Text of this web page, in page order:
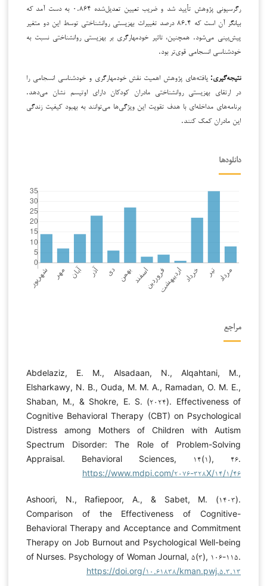
رگرسیونی پژوهش تأیید شد و ضریب تعیین تعدیل‌شده ۰.۸۶۴ به دست آمد که
بیانگر آن است که ۸۶.۴ درصد تغییرات بهزیستی روانشناختی توسط این دو متغیر
پیش‌بینی می‌شود. همچنین، تاثیر خودمهارگری بر بهزیستی روانشناختی نسبت به
خودشناسی انسجامی قوی‌تر بود.
نتیجه‌گیری: یافته‌های پژوهش اهمیت نقش خودمهارگری و خودشناسی انسجامی را
در ارتقای بهزیستی روانشناختی مادران کودکان دارای اوتیسم نشان می‌دهد.
برنامه‌های مداخله‌ای با هدف تقویت این ویژگی‌ها می‌توانند به بهبود کیفیت زندگی
این مادران کمک کنند.
دانلودها
مراجع
Abdelaziz, E. M., Alsadaan, N., Alqahtani, M.,
Elsharkawy, N. B., Ouda, M. M. A., Ramadan, O. M. E.,
Shaban, M., & Shokre, E. S. (۲۰۲۴). Effectiveness of
Cognitive Behavioral Therapy (CBT) on Psychological
Distress among Mothers of Children with Autism
Spectrum Disorder: The Role of Problem-Solving
Appraisal. Behavioral Sciences, ۱۴(۱), ۴۶.
https://www.mdpi.com/۲۰۷۶-۳۲۸X/۱۴/۱/۴۶
Ashoori, N., Rafiepoor, A., & Sabet, M. (۱۴۰۳).
Comparison of the Effectiveness of Cognitive-
Behavioral Therapy and Acceptance and Commitment
Therapy on Job Burnout and Psychological Well-being
of Nurses. Psychology of Woman Journal, ۵(۳), ۱۰۶-۱۱۵.
https://doi.org/۱۰.۶۱۸۳۸/kman.pwj.۵.۳.۱۳